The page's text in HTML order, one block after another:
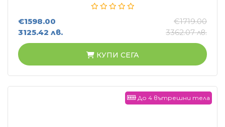
€1598.00
3125.42 лв.
€1719.00
3362.07 лв.
КУПИ СЕГА
До 4 вътрешни тела